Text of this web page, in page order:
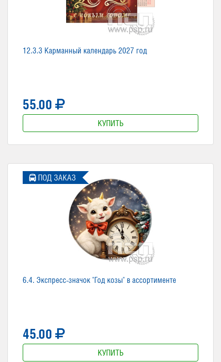
12.3.3 Карманный календарь 2027 год
55.00
КУПИТЬ
6.4. Экспресс-значок "Год козы" в ассортименте
45.00
КУПИТЬ
ПОД ЗАКАЗ